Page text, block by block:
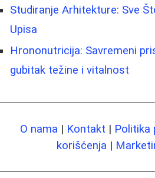
Studiranje Arhitekture: Sve
Upisa
Hrononutricija: Savremeni
gubitak težine i vitalnost
O nama | Kontakt | Politika
korišćenja |